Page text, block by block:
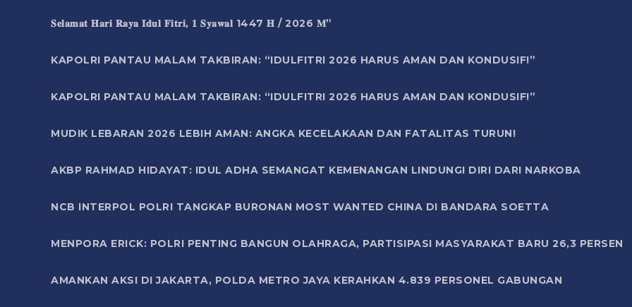
𝐒𝐞𝐥𝐚𝐦𝐚𝐭 𝐇𝐚𝐫𝐢 𝐑𝐚𝐲𝐚 𝐈𝐝𝐮𝐥 𝐅𝐢𝐭𝐫𝐢, 𝟏 𝐒𝐲𝐚𝐰𝐚𝐥 1447 𝐇 / 2026 𝐌”
KAPOLRI PANTAU MALAM TAKBIRAN: “IDULFITRI 2026 HARUS AMAN DAN KONDUSIF!”
KAPOLRI PANTAU MALAM TAKBIRAN: “IDULFITRI 2026 HARUS AMAN DAN KONDUSIF!”
MUDIK LEBARAN 2026 LEBIH AMAN: ANGKA KECELAKAAN DAN FATALITAS TURUN!
AKBP RAHMAD HIDAYAT: IDUL ADHA SEMANGAT KEMENANGAN LINDUNGI DIRI DARI NARKOBA
NCB INTERPOL POLRI TANGKAP BURONAN MOST WANTED CHINA DI BANDARA SOETTA
MENPORA ERICK: POLRI PENTING BANGUN OLAHRAGA, PARTISIPASI MASYARAKAT BARU 26,3 PERSEN
AMANKAN AKSI DI JAKARTA, POLDA METRO JAYA KERAHKAN 4.839 PERSONEL GABUNGAN